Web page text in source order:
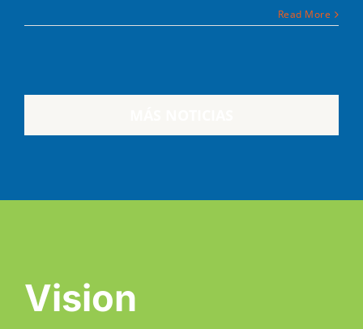
Read More
Vision